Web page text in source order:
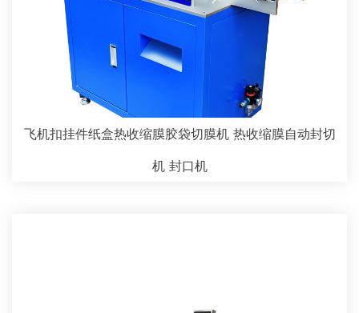
飞机扣挂件纸盒热收缩膜胶袋切膜机 热收缩膜自动封切
机 封口机